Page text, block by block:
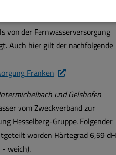
von der Fernwasserversorgung
Auch hier gilt der nachfolgende
Franken
und Gelshofen
vom Zweckverband zur
Hesselberg-Gruppe. Folgender
worden Härtegrad 6,69 dH
- weich).